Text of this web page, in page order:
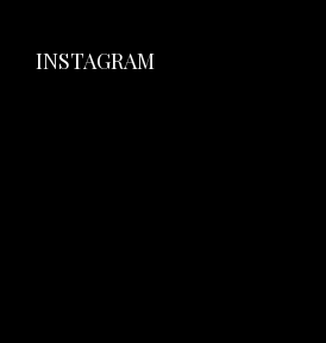
INSTAGRAM